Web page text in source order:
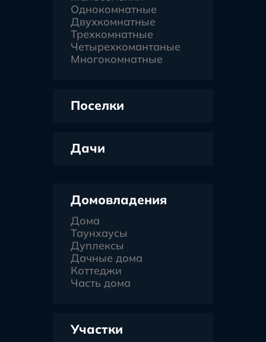
Однокомнатные
Двухкомнатные
Трехкомнатные
Четырехкомантаные
Многокомнатные
Поселки
Дачи
Домовладения
Дома
Таунхаусы
Дуплексы
Дачные дома
Коттеджи
Часть дома
Участки